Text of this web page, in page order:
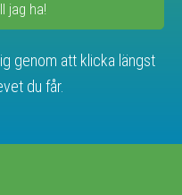
jag ha!
genom att klicka längst
du får.